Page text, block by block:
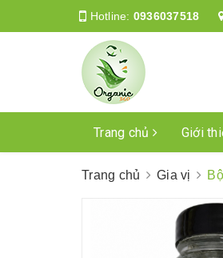
Hotline: 0936037518
Trang chủ Giới
Trang chủ Gia vị